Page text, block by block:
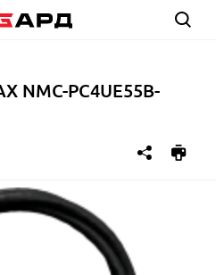
NMC-PC4UE55B-